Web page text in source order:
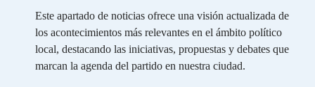
Este apartado de noticias ofrece una visión actualizada de
los acontecimientos más relevantes en el ámbito político
local, destacando las iniciativas, propuestas y debates que
marcan la agenda del partido en nuestra ciudad.